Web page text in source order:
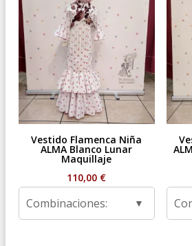
Vestido Flamenca Niña
ALMA Blanco Lunar
Maquillaje
110,00 €
Combinaciones: